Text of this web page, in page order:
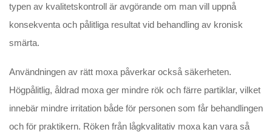
typen av kvalitetskontroll är avgörande om man vill uppnå
konsekventa och pålitliga resultat vid behandling av kronisk
smärta.
Användningen av rätt moxa påverkar också säkerheten.
Högpålitlig, åldrad moxa ger mindre rök och färre partiklar, vilket
innebär mindre irritation både för personen som får behandlingen
och för praktikern. Röken från lågkvalitativ moxa kan vara så